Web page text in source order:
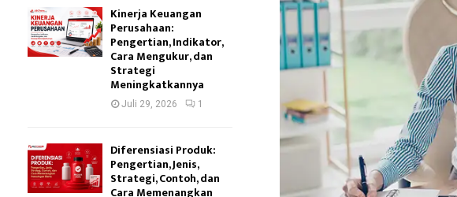
Kinerja Keuangan
Perusahaan:
Pengertian, Indikator,
Cara Mengukur, dan
Strategi
Meningkatkannya
Juli 29, 2026 1
Diferensiasi Produk:
Pengertian, Jenis,
Strategi, Contoh, dan
Cara Memenangkan